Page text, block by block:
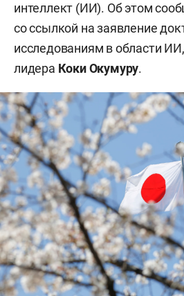
интеллект (ИИ). Об этом
со ссылкой на заявление
исследованиям в области
лидера Коки Окумуру.